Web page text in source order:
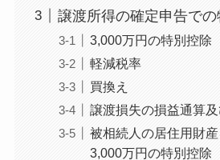
譲渡所得の確定申告での
3,000万円の特別控除
軽減税率
買換え
譲渡損失の損益通算
被相続人の居住用財
3,000万円の特別控除